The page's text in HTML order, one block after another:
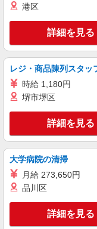
残
+
万円支給(規
ィブ支給(規
有
キープ
紹介予定派遣
株式会社シエロ
残業
+゜
万円支給(規
有
紹介予定派遣
人
港区
詳細を見る
レジ・商品陳列スタッ
時給 1,180円
堺市堺区
詳細を見る
大学病院の清掃
月給 273,650円
品川区
詳細を見る